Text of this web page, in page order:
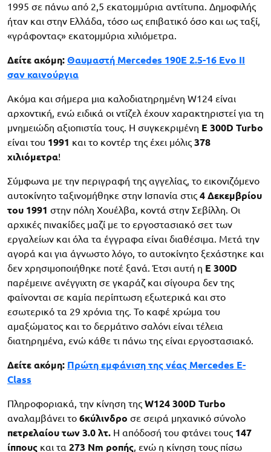
1995 σε πάνω από 2,5 εκατομμύρια αντίτυπα. Δημοφιλής
ήταν και στην Ελλάδα, τόσο ως επιβατικό όσο και ως ταξί,
«γράφοντας» εκατομμύρια χιλιόμετρα.
Δείτε ακόμη: Θαυμαστή Mercedes 190E 2.5-16 Evo II
σαν καινούργια
Ακόμα και σήμερα μια καλοδιατηρημένη W124 είναι
αρχοντική, ενώ ειδικά οι ντίζελ έχουν χαρακτηριστεί για τη
μνημειώδη αξιοπιστία τους. Η συγκεκριμένη E 300D Turbo
είναι του 1991 και το κοντέρ της έχει μόλις 378
χιλιόμετρα!
Σύμφωνα με την περιγραφή της αγγελίας, το εικονιζόμενο
αυτοκίνητο ταξινομήθηκε στην Ισπανία στις 4 Δεκεμβρίου
του 1991 στην πόλη Χουέλβα, κοντά στην Σεβίλλη. Οι
αρχικές πινακίδες μαζί με το εργοστασιακό σετ των
εργαλείων και όλα τα έγγραφα είναι διαθέσιμα. Μετά την
αγορά και για άγνωστο λόγο, το αυτοκίνητο ξεχάστηκε και
δεν χρησιμοποιήθηκε ποτέ ξανά. Έτσι αυτή η E 300D
παρέμεινε ανέγγιχτη σε γκαράζ και σίγουρα δεν της
φαίνονται σε καμία περίπτωση εξωτερικά και στο
εσωτερικό τα 29 χρόνια της. Το καφέ χρώμα του
αμαξώματος και το δερμάτινο σαλόνι είναι τέλεια
διατηρημένα, ενώ κάθε τι πάνω της είναι εργοστασιακό.
Δείτε ακόμη: Πρώτη εμφάνιση της νέας Mercedes Ε-
Class
Πληροφοριακά, την κίνηση της W124 300D Turbo
αναλαμβάνει το 6κύλινδρο σε σειρά μηχανικό σύνολο
πετρελαίου των 3.0 λτ. Η απόδοσή του φτάνει τους 147
ίππους και τα 273 Nm ροπής, ενώ η κίνηση τους πίσω